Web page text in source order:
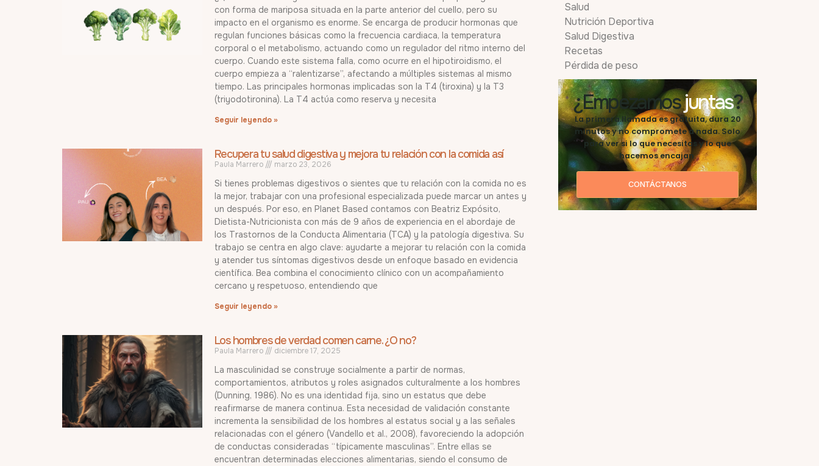
con forma de mariposa situada en la parte anterior del cuello, pero su
impacto en el organismo es enorme. Se encarga de producir hormonas que
regulan funciones básicas como la frecuencia cardiaca, la temperatura
corporal o el metabolismo, actuando como un regulador del ritmo interno del
cuerpo. Cuando este sistema falla, como ocurre en el hipotiroidismo, el
cuerpo empieza a “ralentizarse”, afectando a múltiples sistemas al mismo
tiempo. Las principales hormonas implicadas son la T4 (tiroxina) y la T3
(triyodotironina). La T4 actúa como reserva y necesita
Seguir leyendo »
Recupera tu salud digestiva y mejora tu relación con la comida así
Paula Marrero marzo 23, 2026
Si tienes problemas digestivos o sientes que tu relación con la comida no es
la mejor, trabajar con una profesional especializada puede marcar un antes y
un después. Por eso, en Planet Based contamos con Beatriz Expósito,
Dietista-Nutricionista con más de 9 años de experiencia en el abordaje de
los Trastornos de la Conducta Alimentaria (TCA) y la patología digestiva. Su
trabajo se centra en algo clave: ayudarte a mejorar tu relación con la comida
y atender tus síntomas digestivos desde un enfoque basado en evidencia
científica. Bea combina el conocimiento clínico con un acompañamiento
cercano y respetuoso, entendiendo que
Seguir leyendo »
Los hombres de verdad comen carne. ¿O no?
Paula Marrero diciembre 17, 2025
La masculinidad se construye socialmente a partir de normas,
comportamientos, atributos y roles asignados culturalmente a los hombres
(Dunning, 1986). No es una identidad fija, sino un estatus que debe
reafirmarse de manera continua. Esta necesidad de validación constante
incrementa la sensibilidad de los hombres al estatus social y a las señales
relacionadas con el género (Vandello et al., 2008), favoreciendo la adopción
de conductas consideradas “típicamente masculinas”. Entre ellas se
encuentran determinadas elecciones alimentarias, siendo el consumo de
Salud
Nutrición Deportiva
Salud Digestiva
Recetas
Pérdida de peso
¿Empezamosjuntas?
La primera llamada es gratuita, dura 20
minutos y no compromete a nada. Solo
para ver si lo que necesitas y lo que
hacemos encajan.
CONTÁCTANOS